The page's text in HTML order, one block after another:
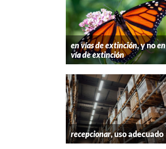
en vías de extinción, y noen
vía de extinción
recepcionar, uso adecuado